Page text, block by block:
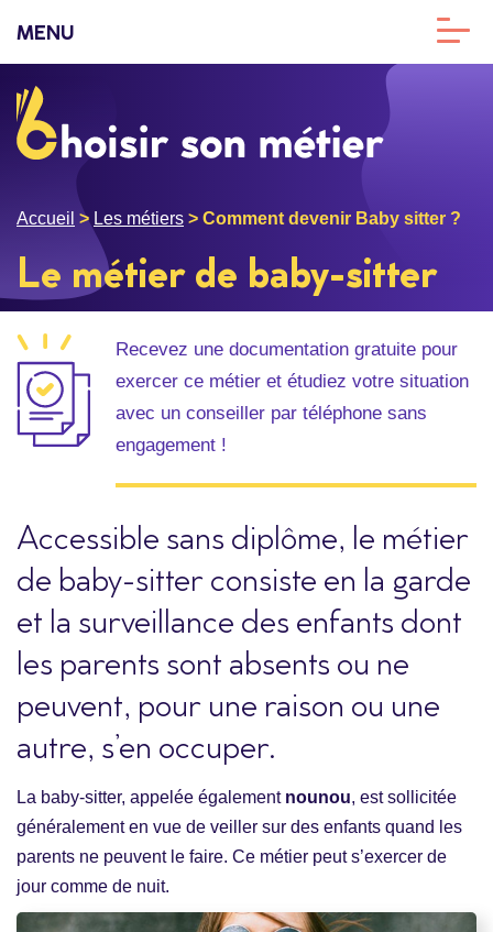
MENU
Accueil > Les métiers > Comment devenir Baby sitter ?
Le métier de baby-sitter
Recevez une documentation gratuite pour
exercer ce métier et étudiez votre situation
avec un conseiller par téléphone sans
engagement !
Accessible sans diplôme, le métier
de baby-sitter consiste en la garde
et la surveillance des enfants dont
les parents sont absents ou ne
peuvent, pour une raison ou une
autre, s’en occuper.
La baby-sitter, appelée également nounou, est sollicitée
généralement en vue de veiller sur des enfants quand les
parents ne peuvent le faire. Ce métier peut s’exercer de
jour comme de nuit.